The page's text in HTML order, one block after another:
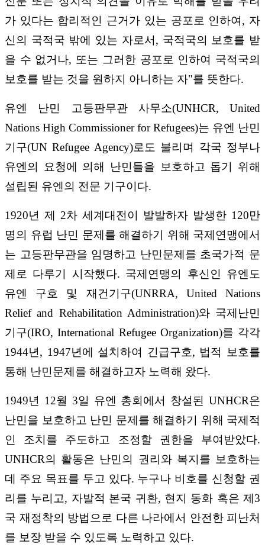
가 있다는 합리적인 근거가 있는 공포로 인하여, 자
신의 국적국 밖에 있는 자로서, 국적국의 보호를 받
을 수 없거나, 또는 그러한 공포로 인하여 국적국의
보호를 받는 것을 원하지 아니하는 자"를 뜻한다.
유엔 난민 고등판무관 사무소(UNHCR, United
Nations High Commissioner for Refugees)는 유엔 난민
기구(UN Refugee Agency)로도 불리며 각국 정부나
유엔의 요청에 의해 난민들을 보호하고 돕기 위해
설립된 유엔의 전문 기구이다.
1920년 제 2차 세계대전이 발발하자 발생한 120만
명의 유럽 난민 문제를 해결하기 위해 국제연맹에서
는 고등판무관을 임명하고 난민문제를 초국가적 문
제로 다루기 시작했다. 국제연맹의 후신인 유엔도
유엔 구호 및 재건기구(UNRRA, United Nations
Relief and Rehabilitation Administration)와 국제난민
기구(IRO, International Refugee Organization)를 각각
1944년, 1947년에 설치하여 긴급구호, 법적 보호를
통해 난민문제를 해결하고자 노력해 왔다.
1949년 12월 3일 유엔 총회에서 창설된 UNHCR은
난민을 보호하고 난민 문제를 해결하기 위해 국제적
인 조치를 주도하고 조정할 권한을 부여받았다.
UNHCR의 활동은 난민의 권리와 복지를 보호하는
데 주요 목표를 두고 있다. 누구나 비호를 신청할 권
리를 누리고, 자발적 본국 귀환, 현지 동화 혹은 제3
국 재정착의 방법으로 다른 나라에서 안전한 피난처
를 보장 받을 수 있도록 노력하고 있다.